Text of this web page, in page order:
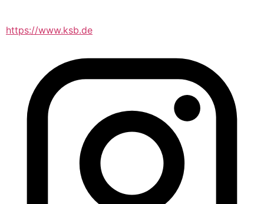
https://www.ksb.de